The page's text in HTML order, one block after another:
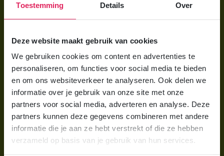
Toestemming Details Over
Deze website maakt gebruik van cookies
We gebruiken cookies om content en advertenties te
personaliseren, om functies voor social media te bieden
en om ons websiteverkeer te analyseren. Ook delen we
informatie over je gebruik van onze site met onze
partners voor social media, adverteren en analyse. Deze
partners kunnen deze gegevens combineren met andere
informatie die je aan ze hebt verstrekt of die ze hebben
verzameld op basis van je gebruik van hun services.
Voor ouders
Wat kost een gastouder?
Hoe vind ik een gastouder?
Voor gastouders
Gastouder worden bij 4Kids
Hoe vind ik gastkinderen?